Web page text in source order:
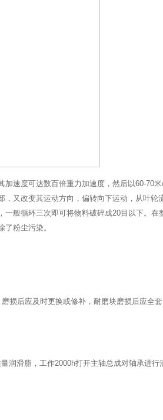
速度可达数百倍重力加速度，然后以60-70
又改变其运动方向，偏转向下运动，从叶轮
般循环三次即可将物料破碎成20目以下。在
粉尘污染。
损后应及时更换或修补，耐磨块磨损后应全
滑脂，工作2000h打开主轴总成对轴承进行